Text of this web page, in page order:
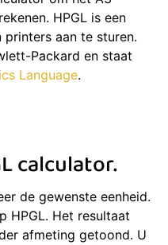
HPGL is een
aan te sturen.
Packard en staat
Language.
calculator.
de gewenste eenheid.
HPGL. Het resultaat
afmeting getoond. U